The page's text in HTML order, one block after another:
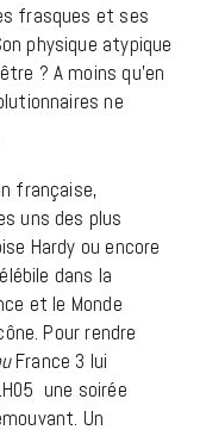
frasques et ses
physique atypique
? A moins qu’en
ne
française,
uns des plus
Hardy ou encore
dans la
et le Monde
Pour rendre
France 3 lui
une soirée
Un